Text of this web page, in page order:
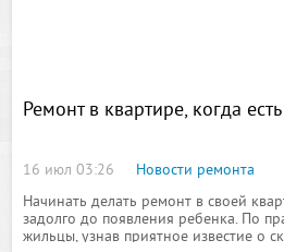
Ремонт в квартире, когда
16 июл 03:26
Новости ремонта
Начинать делать ремонт в своей
задолго до появления ребенка. По
жильцы, узнав приятное известие о